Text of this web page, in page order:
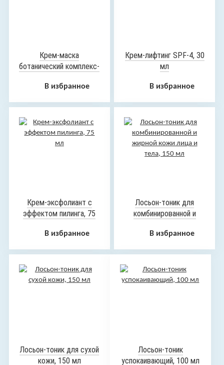
Крем-лифтинг SPF-4, 30
мл
В избранное
Крем-маска
ботанический комплекс-
В избранное
Крем-эксфолиант с
эффектом пилинга, 75
В избранное
Лосьон-тоник для
комбинированной и
тела, 150 мл
В избранное
Лосьон-тоник для сухой
кожи, 150 мл
Лосьон-тоник
успокаивающий, 100 мл